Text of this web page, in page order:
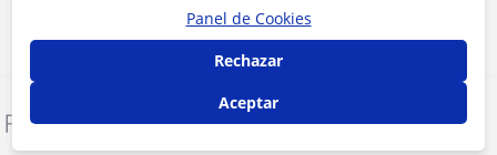
Denunciar este perfil
Panel de Cookies
Rechazar
Aceptar